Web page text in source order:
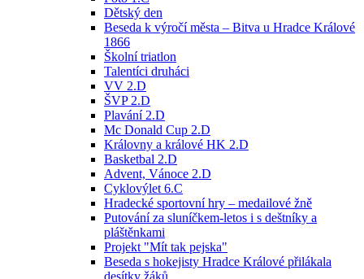
Dětský den
Beseda k výročí města – Bitva u Hradce Králové
1866
Školní triatlon
Talentíci druháci
VV 2.D
ŠVP 2.D
Plavání 2.D
Mc Donald Cup 2.D
Královny a králové HK 2.D
Basketbal 2.D
Advent, Vánoce 2.D
Cyklovýlet 6.C
Hradecké sportovní hry – medailové žně
Putování za sluníčkem-letos i s deštníky a
pláštěnkami
Projekt "Mít tak pejska"
Beseda s hokejisty Hradce Králové přilákala